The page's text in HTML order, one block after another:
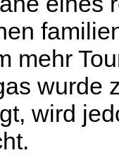
mehr
wurde
wird